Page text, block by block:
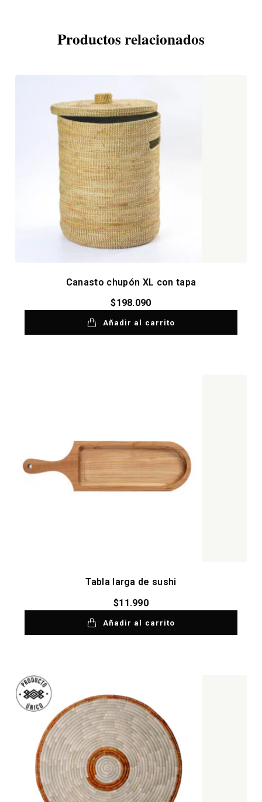
Productos relacionados
Canasto chupón XL con tapa
$198.090
Añadir al carrito
Tabla larga de sushi
$11.990
Añadir al carrito